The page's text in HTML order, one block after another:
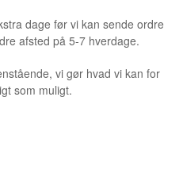
dage før vi kan sende ordre
afsted på 5-7 hverdage.
vi gør hvad vi kan for
som muligt.